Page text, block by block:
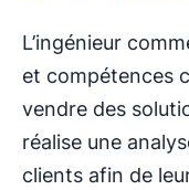
L’ingénieur
et compétences
vendre des
réalise une
clients afin de